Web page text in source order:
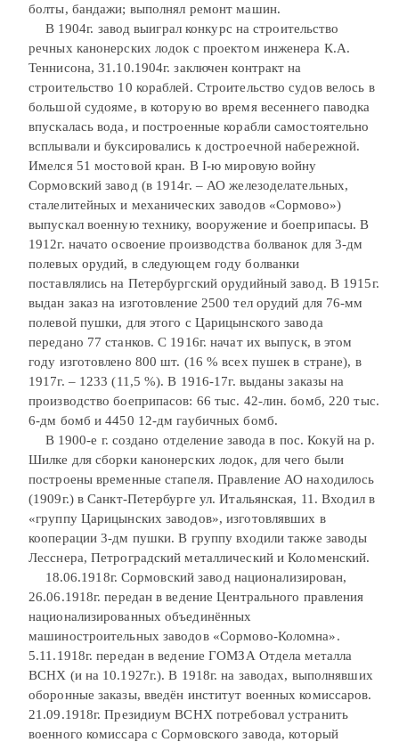
болты, бандажи; выполнял ремонт машин.
В 1904г. завод выиграл конкурс на строительство
речных канонерских лодок с проектом инженера К.А.
Теннисона, 31.10.1904г. заключен контракт на
строительство 10 кораблей. Строительство судов велось в
большой судояме, в которую во время весеннего паводка
впускалась вода, и построенные корабли самостоятельно
всплывали и буксировались к достроечной набережной.
Имелся 51 мостовой кран. В I-ю мировую войну
Сормовский завод (в 1914г. – АО железоделательных,
сталелитейных и механических заводов «Сормово»)
выпускал военную технику, вооружение и боеприпасы. В
1912г. начато освоение производства болванок для 3-дм
полевых орудий, в следующем году болванки
поставлялись на Петербургский орудийный завод. В 1915г.
выдан заказ на изготовление 2500 тел орудий для 76-мм
полевой пушки, для этого с Царицынского завода
передано 77 станков. С 1916г. начат их выпуск, в этом
году изготовлено 800 шт. (16 % всех пушек в стране), в
1917г. – 1233 (11,5 %). В 1916-17г. выданы заказы на
производство боеприпасов: 66 тыс. 42-лин. бомб, 220 тыс.
6-дм бомб и 4450 12-дм гаубичных бомб.
В 1900-е г. создано отделение завода в пос. Кокуй на р.
Шилке для сборки канонерских лодок, для чего были
построены временные стапеля. Правление АО находилось
(1909г.) в Санкт-Петербурге ул. Итальянская, 11. Входил в
«группу Царицынских заводов», изготовлявших в
кооперации 3-дм пушки. В группу входили также заводы
Лесснера, Петроградский металлический и Коломенский.
18.06.1918г. Сормовский завод национализирован,
26.06.1918г. передан в ведение Центрального правления
национализированных объединённых
машиностроительных заводов «Сормово-Коломна».
5.11.1918г. передан в ведение ГОМЗА Отдела металла
ВСНХ (и на 10.1927г.). В 1918г. на заводах, выполнявших
оборонные заказы, введён институт военных комиссаров.
21.09.1918г. Президиум ВСНХ потребовал устранить
военного комиссара с Сормовского завода, который